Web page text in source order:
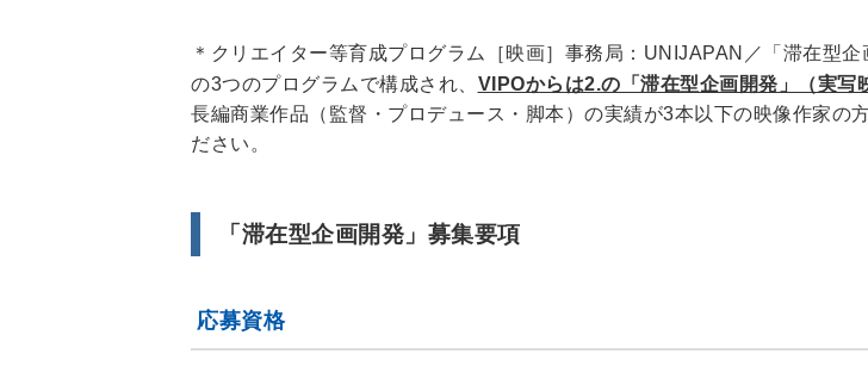
＊クリエイター等育成プログラム［映画］事務局：UNIJAPAN／「滞在型
の3つのプログラムで構成され、 VIPOからは2.の「滞在型企画開発」（実写
長編商業作品（監督・プロデュース・脚本）の実績が3本以下の映像作家の
ださい。
「滞在型企画開発」募集要項
応募資格